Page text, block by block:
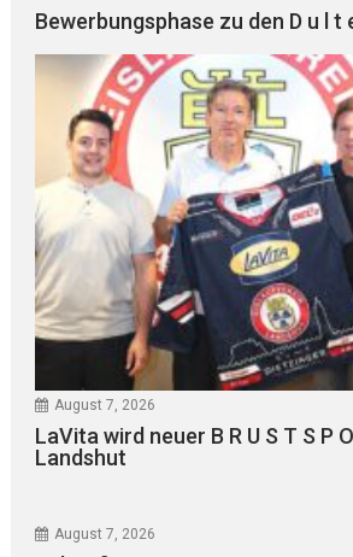
Bewerbungsphase zu den D u l t
August 7, 2026
LaVita wird neuer B R U S T S P
Landshut
August 7, 2026